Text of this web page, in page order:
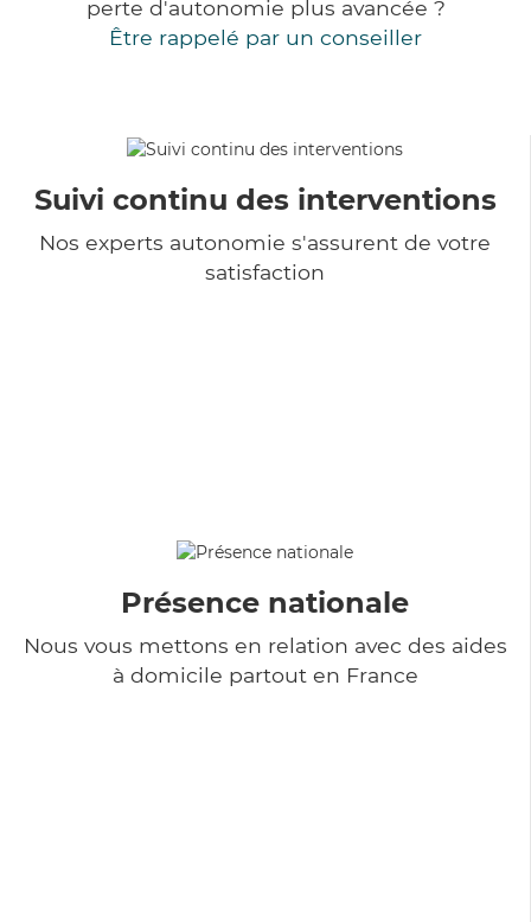
perte d'autonomie plus avancée ?
Être rappelé par un conseiller
Suivi continu des interventions
Nos experts autonomie s'assurent de votre
satisfaction
Présence nationale
Nous vous mettons en relation avec des aides
à domicile partout en France